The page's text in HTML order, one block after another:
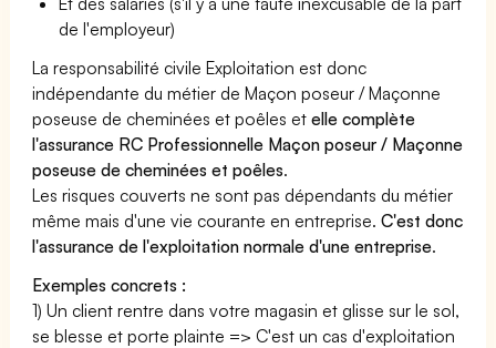
de l'employeur)
La responsabilité civile Exploitation est donc
indépendante du métier de Maçon poseur / Maçonne
poseuse de cheminées et poêles etelle complète
l'assurance RC Professionnelle Maçon poseur / Maçonne
poseuse de cheminées et poêles.
Les risques couverts ne sont pas dépendants du métier
même mais d'une vie courante en entreprise.C'est donc
l'assurance de l'exploitation normale d'une entreprise.
Exemples concrets :
1) Un client rentre dans votre magasin et glisse sur le sol,
se blesse et porte plainte => C'est un cas d'exploitation